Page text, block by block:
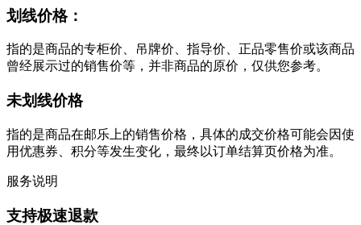
划线价格：
指的是商品的专柜价、吊牌价、指导价、正品零售价或该商品
曾经展示过的销售价等，并非商品的原价，仅供您参考。
未划线价格
指的是商品在邮乐上的销售价格，具体的成交价格可能会因使
用优惠券、积分等发生变化，最终以订单结算页价格为准。
服务说明
支持极速退款